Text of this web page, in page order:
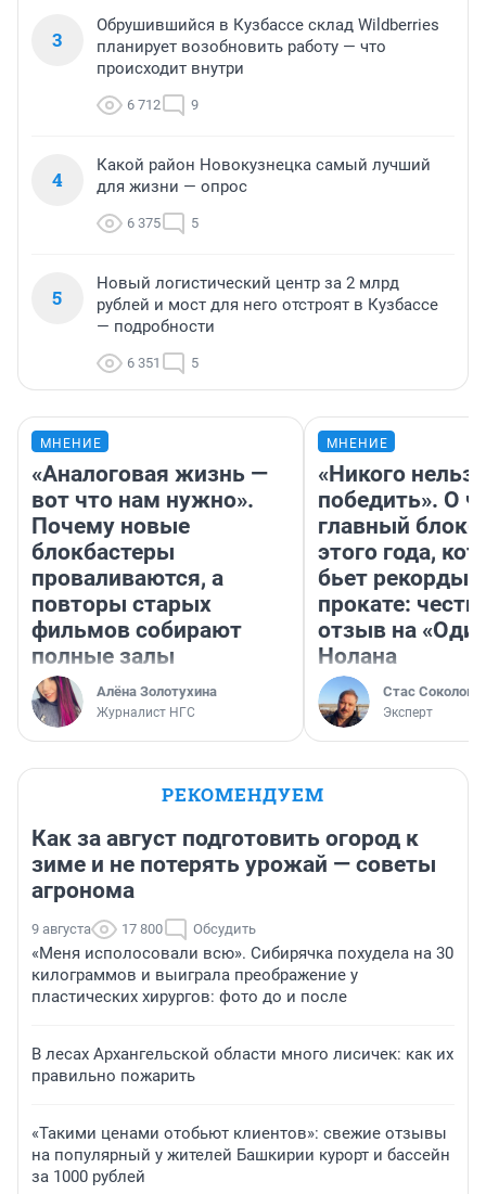
3
Обрушившийся в Кузбассе склад Wildberries
планирует возобновить работу — что
происходит внутри
6 712 9
4
Какой район Новокузнецка самый лучший
для жизни — опрос
6 375 5
5
Новый логистический центр за 2 млрд
рублей и мост для него отстроят в Кузбассе
— подробности
6 351 5
МНЕНИЕ
«Аналоговая жизнь —
вот что нам нужно».
Почему новые
блокбастеры
проваливаются, а
повторы старых
фильмов собирают
полные залы
Алёна Золотухина
Журналист НГС
МНЕНИЕ
«Никого нельзя
победить». О
главный
этого года,
бьет рекорды в
прокате:
отзыв на
Нолана
Стас Соколов
Эксперт
РЕКОМЕНДУЕМ
Как за август подготовить огород к
зиме и не потерять урожай — советы
агронома
9 августа 17 800 Обсудить
«Меня исполосовали всю». Сибирячка похудела на 30
килограммов и выиграла преображение у
пластических хирургов: фото до и после
В лесах Архангельской области много лисичек: как их
правильно пожарить
«Такими ценами отобьют клиентов»: свежие отзывы
на популярный у жителей Башкирии курорт и бассейн
за 1000 рублей